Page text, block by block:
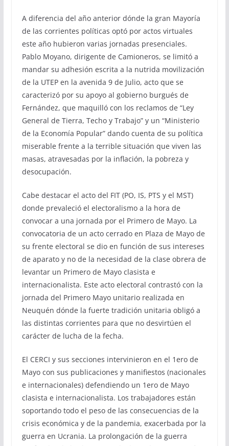
A diferencia del año anterior dónde la gran Mayoría
de las corrientes políticas optó por actos virtuales
este año hubieron varias jornadas presenciales.
Pablo Moyano, dirigente de Camioneros, se limitó a
mandar su adhesión escrita a la nutrida movilización
de la UTEP en la avenida 9 de Julio, acto que se
caracterizó por su apoyo al gobierno burgués de
Fernández, que maquilló con los reclamos de “Ley
General de Tierra, Techo y Trabajo” y un “Ministerio
de la Economía Popular” dando cuenta de su política
miserable frente a la terrible situación que viven las
masas, atravesadas por la inflación, la pobreza y
desocupación.
Cabe destacar el acto del FIT (PO, IS, PTS y el MST)
donde prevaleció el electoralismo a la hora de
convocar a una jornada por el Primero de Mayo. La
convocatoria de un acto cerrado en Plaza de Mayo de
su frente electoral se dio en función de sus intereses
de aparato y no de la necesidad de la clase obrera de
levantar un Primero de Mayo clasista e
internacionalista. Este acto electoral contrastó con la
jornada del Primero Mayo unitario realizada en
Neuquén dónde la fuerte tradición unitaria obligó a
las distintas corrientes para que no desvirtúen el
carácter de lucha de la fecha.
El CERCI y sus secciones intervinieron en el 1ero de
Mayo con sus publicaciones y manifiestos (nacionales
e internacionales) defendiendo un 1ero de Mayo
clasista e internacionalista. Los trabajadores están
soportando todo el peso de las consecuencias de la
crisis económica y de la pandemia, exacerbada por la
guerra en Ucrania. La prolongación de la guerra